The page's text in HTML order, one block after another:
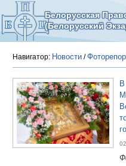
Белорусская
(Белорусский
Навигатор: Новости /